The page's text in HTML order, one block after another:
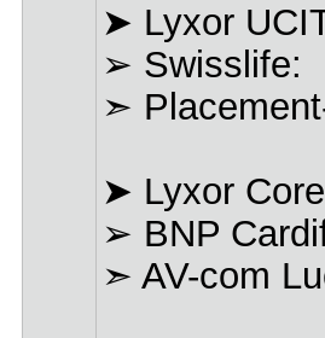
➤ Lyxor
➢ Swisslife:
➣
➤ Lyxor
➢ BNP
➣ AV-com